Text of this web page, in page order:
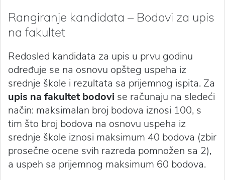
Rangiranje kandidata – Bodovi za upis
na fakultet
Redosled kandidata za upis u prvu godinu
određuje se na osnovu opšteg uspeha iz
srednje škole i rezultata sa prijemnog ispita. Za
upis na fakultet bodovi se računaju na sledeći
način: maksimalan broj bodova iznosi 100, s
tim što broj bodova na osnovu uspeha iz
srednje škole iznosi maksimum 40 bodova (zbir
prosečne ocene svih razreda pomnožen sa 2),
a uspeh sa prijemnog maksimum 60 bodova.